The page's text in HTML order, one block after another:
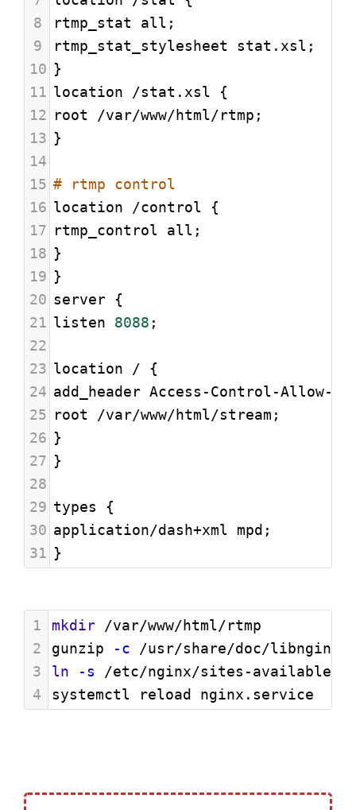
8
rtmp_stat all;
9
rtmp_stat_stylesheet stat.xsl;
10 }
11 location /stat.xsl {
12 root /var/www/html/rtmp;
13 }
14
15 # rtmp control
16 location /control {
17 rtmp_control all;
18 }
19 }
20 server {
21 listen 8088 ;
22
23 location / {
24 add_header Access-Control-Allow-
25 root /var/www/html/stream;
26 }
27 }
28
29 types {
30 application/dash+xml mpd;
31 }
1 mkdir /var/www/html/rtmp
2
gunzip -c /usr/share/doc/libnginx-
3
ln -s /etc/nginx/sites-available/
4
systemctl reload nginx.service